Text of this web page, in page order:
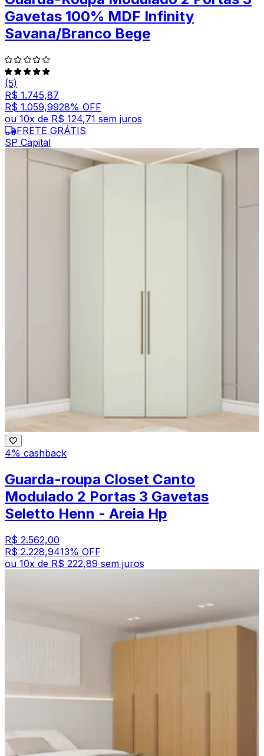
Gavetas 100% MDF Infinity
Savana/Branco Bege
(5)
R$ 1.745,87
R$ 1.059,9928% OFF
ou 10x de R$ 124,71 sem juros
FRETE GRÁTIS
SP Capital
4% cashback
Guarda-roupa Closet Canto
Modulado 2 Portas 3 Gavetas
Seletto Henn - Areia Hp
R$ 2.562,00
R$ 2.228,9413% OFF
ou 10x de R$ 222,89 sem juros